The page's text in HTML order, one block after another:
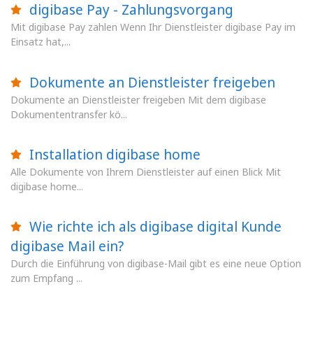
digibase Pay - Zahlungsvorgang
Mit digibase Pay zahlen Wenn Ihr Dienstleister digibase Pay im
Einsatz hat,...
Dokumente an Dienstleister freigeben
Dokumente an Dienstleister freigeben Mit dem digibase
Dokumententransfer kö...
Installation digibase home
Alle Dokumente von Ihrem Dienstleister auf einen Blick Mit
digibase home...
Wie richte ich als digibase digital Kunde
digibase Mail ein?
Durch die Einführung von digibase-Mail gibt es eine neue Option
zum Empfang ...